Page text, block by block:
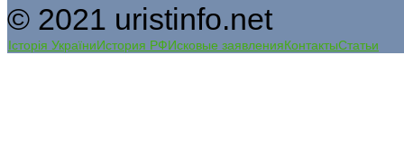
© 2021 uristinfo.net
Історія УкраїниИстория РФИсковые заявленияКонтактыСтатьи